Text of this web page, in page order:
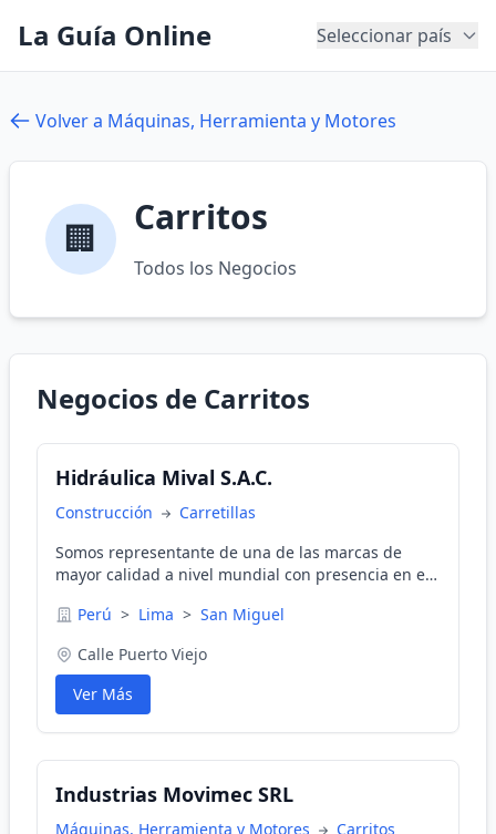
La Guía Online Seleccionar país
Volver a Máquinas, Herramienta y Motores
🏢 Carritos
Todos los Negocios
Negocios de Carritos
Hidráulica Mival S.A.C.
Construcción
Carretillas
Somos representante de una de las marcas de
mayor calidad a nivel mundial con presencia en el
comercializando equipos para movimientos de
brindar la mejor solución a nuestros clientes con
productos de reconocida calidad, con un servicio
post-venta altamente calificado de repuestos
originales con técnicos experimentados en todo el
Perú > Lima > San Miguel
Calle Puerto Viejo
Ver Más
Industrias Movimec SRL
Máquinas, Herramienta y Motores
Carritos